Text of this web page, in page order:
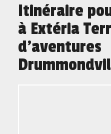
Itinéraire
à Extéria
d'aventures